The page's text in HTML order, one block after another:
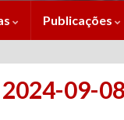
Publicações
09-